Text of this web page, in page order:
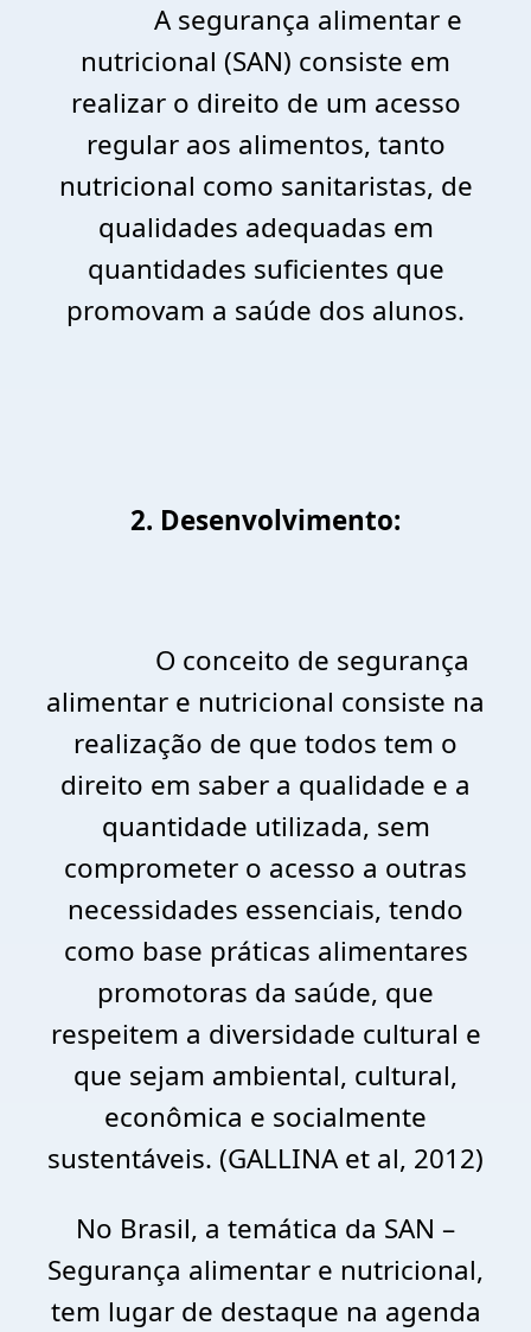
A segurança alimentar e
nutricional (SAN) consiste em
realizar o direito de um acesso
regular aos alimentos, tanto
nutricional como sanitaristas, de
qualidades adequadas em
quantidades suficientes que
promovam a saúde dos alunos.
2. Desenvolvimento:
O conceito de segurança
alimentar e nutricional consiste na
realização de que todos tem o
direito em saber a qualidade e a
quantidade utilizada, sem
comprometer o acesso a outras
necessidades essenciais, tendo
como base práticas alimentares
promotoras da saúde, que
respeitem a diversidade cultural e
que sejam ambiental, cultural,
econômica e socialmente
sustentáveis. (GALLINA et al, 2012)
No Brasil, a temática da SAN –
Segurança alimentar e nutricional,
tem lugar de destaque na agenda